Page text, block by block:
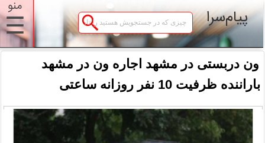
منو
☰ پیام‌سرا
ون دربستی در مشهد اجاره ون در مشهد
باراننده ظرفیت 10 نفر روزانه ساعتی